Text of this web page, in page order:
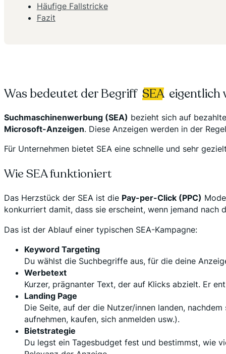
Was bedeutet der Begriff SEAeigentlich
Suchmaschinenwerbung (SEA) bezieht sich auf
Microsoft-Anzeigen. Diese Anzeigen werden in der
Für Unternehmen bietet SEA eine schnelle und sehr
Wie SEA funktioniert
Das Herzstück der SEA ist die Pay-per-Click (PPC)
konkurriert damit, dass sie erscheint, wenn jemand
Das ist der Ablauf einer typischen SEA-Kampagne:
Keyword Targeting
Du wählst die Suchbegriffe aus, für die deine
Werbetext
Kurzer, prägnanter Text, der auf Klicks abzielt. Er
Landing Page
Die Seite, auf der die Nutzer/innen landen,
aufnehmen, kaufen, sich anmelden usw.).
Bietstrategie
Du legst ein Tagesbudget fest und bestimmst, wie
Häufige Fallstricke
Fazit